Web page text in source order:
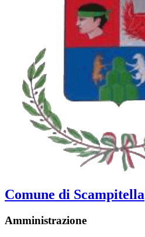
Comune di Scampitella
Amministrazione